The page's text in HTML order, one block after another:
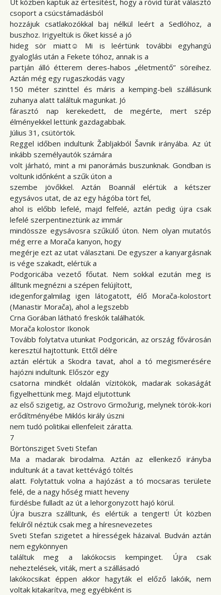
Út közben kaptuk az értesítést, hogy a rövid túrát választó
csoport a csúcstámadásból
hozzájuk csatlakozókkal baj nélkül leért a Sedlóhoz, a
buszhoz. Irigyeltük is őket kissé a jó
hideg sör miatt☺ Mi is leértünk további egyhangú
gyaloglás után a Fekete tóhoz, annak is a
partján álló étterem deres-habos „életmentő” söreihez.
Aztán még egy rugaszkodás vagy
150 méter szinttel és máris a kemping-beli szállásunk
zuhanya alatt találtuk magunkat. Jó
fárasztó nap kerekedett, de megérte, mert szép
élményekkel lettünk gazdagabbak.
Július 31, csütörtök.
Reggel időben indultunk Žabljakból Šavnik irányába. Az út
inkább személyautók számára
volt járható, mint a mi panorámás buszunknak. Gondban is
voltunk időnként a szűk úton a
szembe jövőkkel. Aztán Boannál elértük a kétszer
egysávos utat, de az egy hágóba tört fel,
ahol is előbb lefelé, majd felfelé, aztán pedig újra csak
lefelé szerpentineztünk az immár
mindössze egysávosra szűkülő úton. Nem olyan mutatós
még erre a Morača kanyon, hogy
megérje ezt az utat választani. De egyszer a kanyargásnak
is vége szakadt, elértük a
Podgoricába vezető főutat. Nem sokkal ezután meg is
álltunk megnézni a szépen felújított,
idegenforgalmilag igen látogatott, élő Morača-kolostort
(Manastir Morača), ahol a legszebb
Crna Gorában látható freskók találhatók.
Morača kolostor Ikonok
Tovább folytatva utunkat Podgoricán, az ország fővárosán
keresztül hajtottunk. Ettől délre
aztán elértük a Skodra tavat, ahol a tó megismerésére
hajózni indultunk. Először egy
csatorna mindkét oldalán vízitökök, madarak sokaságát
figyelhettünk meg. Majd eljutottunk
az első szigetig, az Ostrovo Grmožurig, melynek török-kori
erődítményébe Miklós király úszni
nem tudó politikai ellenfeleit záratta.
7
Börtönsziget Sveti Stefan
Ma a madarak birodalma. Aztán az ellenkező irányba
indultunk át a tavat kettévágó töltés
alatt. Folytattuk volna a hajózást a tó mocsaras területe
felé, de a nagy hőség miatt heveny
fürdésbe fulladt az út a lehorgonyzott hajó körül.
Újra buszra szálltunk, és elértük a tengert! Út közben
felülről néztük csak meg a híresnevezetes
Sveti Stefan szigetet a hírességek házaival. Budván aztán
nem egykönnyen
találtuk meg a lakókocsis kempinget. Újra csak
neheztelések, viták, mert a szállásadó
lakókocsikat éppen akkor hagyták el előző lakóik, nem
voltak kitakarítva, meg egyébként is